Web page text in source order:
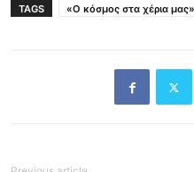
TAGS «Ο κόσμος στα χέρια μας»